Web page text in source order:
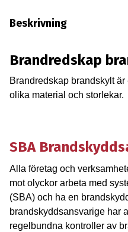
Beskrivning
Brandredskap
Brandredskap brandskylt
olika material och storlekar.
SBA
Alla företag och
mot olyckor arbeta med
(SBA) och ha en
brandskyddsansvarige har
regelbundna kontroller av